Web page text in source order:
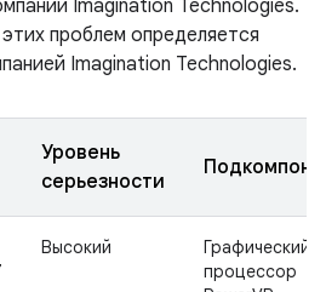
Imagination Technologies.
проблем определяется
Imagination Technologies.
Уровень
серьезности
Высокий
Графический
процессор